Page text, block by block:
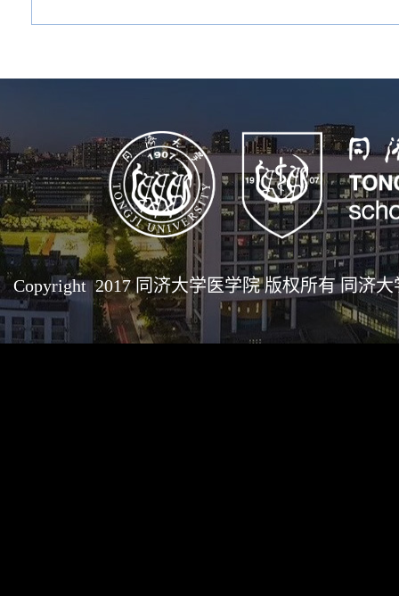
Copyright 2017 同济大学医学院 版权所有 同济